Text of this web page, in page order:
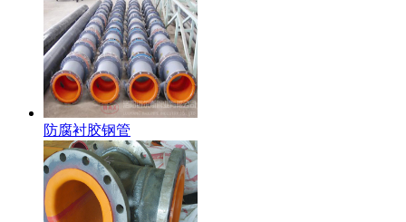
防腐衬胶钢管